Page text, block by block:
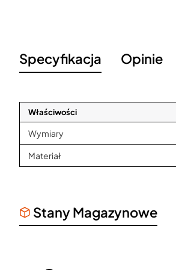
Specyfikacja Opinie
Właściwości
Wymiary
Materiał
Stany Magazynowe